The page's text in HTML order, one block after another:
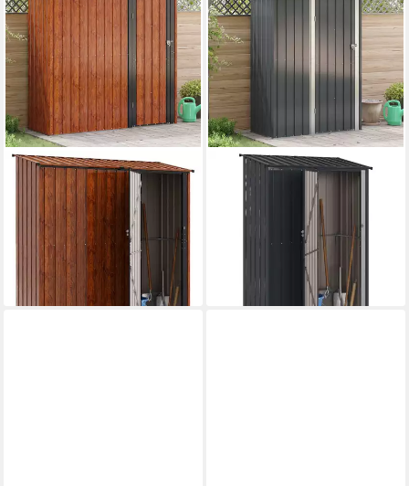
VIDAXL
Gartenhaus Gartenhütten
Braun 203,5 x 73 x 200 cm
Metall
ab 270,99 €
13,46 €
mtl. in 24 Raten
lieferbar - in 4-5 Werktagen bei dir
Gartenhaus Gartenhütten
Anthrazit 140,5 x 74 x 200
ab 200,99 €
mtl. in 12 Raten
lieferbar - in 4-5 Werktagen bei dir